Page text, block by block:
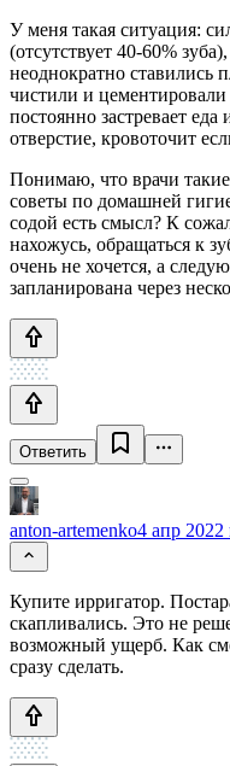
У меня такая ситуация:
(отсутствует 40-60%
неоднократно ставились
чистили и
постоянно застревает
отверстие, кровоточит
Понимаю, что врачи
советы по домашней
содой есть смысл? К
нахожусь, обращаться к
очень не хочется, а
запланирована через
Ответить
anton-artemenko4 апр 2022
Купите ирригатор.
скапливались. Это не
возможный ущерб. Как
сразу сделать.